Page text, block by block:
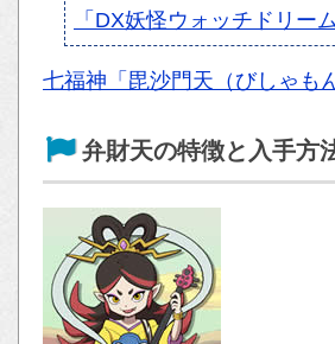
「DX妖怪ウォッチドリー
七福神「毘沙門天（びしゃも
弁財天の特徴と入手方